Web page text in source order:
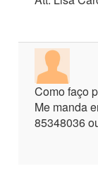
Como faço
Me manda
85348036